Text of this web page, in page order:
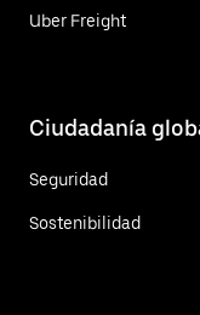
Uber Freight
Ciudadanía
Seguridad
Sostenibilidad